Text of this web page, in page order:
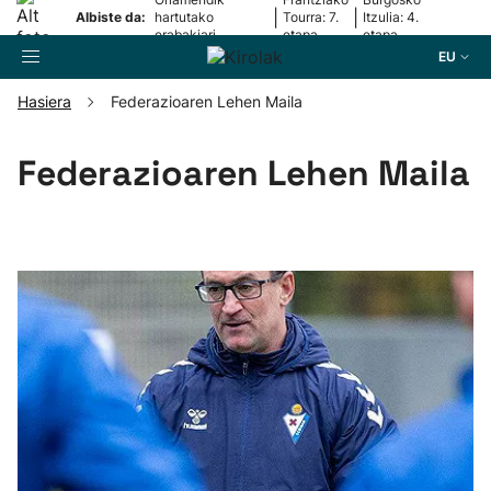
Albiste da:
hartutako
erabakiari
erantzun dio
Tourra: 7.
etapa
Itzulia: 4.
etapa
EU
Pilota
Arrauna
Saskibaloia
Txirrindularitza
Hasiera Federazioaren Lehen Maila
Federazioaren Lehen Maila